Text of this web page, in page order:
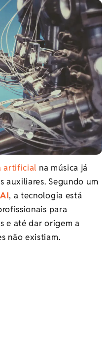
artificial na música já
auxiliares. Segundo um
, a tecnologia está
para
e até dar origem a
não existiam.